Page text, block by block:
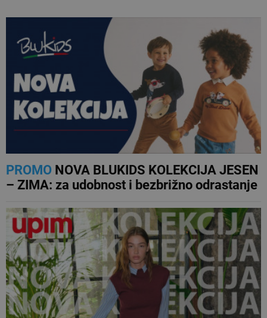
PROMONOVA BLUKIDS KOLEKCIJA JESEN
– ZIMA: za udobnost i bezbrižno odrastanje